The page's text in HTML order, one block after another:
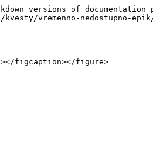
versions of documentation
vremenno-nedostupno-
figcaption></figure>